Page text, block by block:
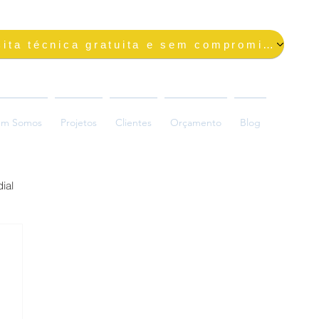
Solicite uma visita técnica gratuita e sem compromisso
Somos Projetos Clientes Orçamento Blog